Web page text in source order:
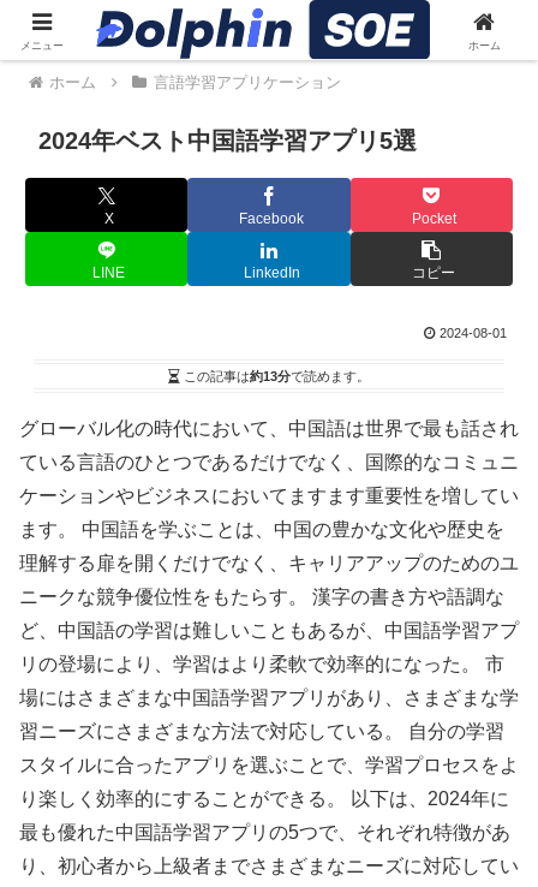
ホーム 言語学習アプリケーション
2024年ベスト中国語学習アプリ5選
X Facebook Pocket
LINE LinkedIn コピー
2024-08-01
この記事は約13分で読めます。
グローバル化の時代において、中国語は世界で最も話され
ている言語のひとつであるだけでなく、国際的なコミュニ
ケーションやビジネスにおいてますます重要性を増してい
ます。 中国語を学ぶことは、中国の豊かな文化や歴史を
理解する扉を開くだけでなく、キャリアアップのためのユ
ニークな競争優位性をもたらす。 漢字の書き方や語調な
ど、中国語の学習は難しいこともあるが、中国語学習アプ
リの登場により、学習はより柔軟で効率的になった。 市
場にはさまざまな中国語学習アプリがあり、さまざまな学
習ニーズにさまざまな方法で対応している。 自分の学習
スタイルに合ったアプリを選ぶことで、学習プロセスをよ
り楽しく効率的にすることができる。 以下は、2024年に
最も優れた中国語学習アプリの5つで、それぞれ特徴があ
り、初心者から上級者までさまざまなニーズに対応してい
メニュー ホーム